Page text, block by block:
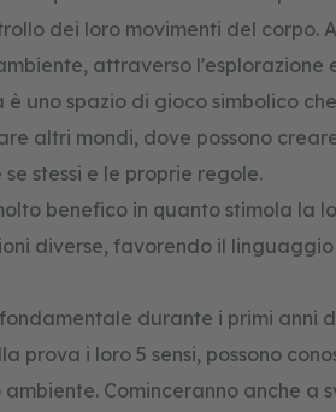
dei loro movimenti del corpo.
attraverso l'esplorazione
uno spazio di gioco simbolico
altri mondi, dove possono
stessi e le proprie regole.
benefico in quanto stimola la
diverse, favorendo il
durante i primi anni
prova i loro 5 sensi, possono
Cominceranno anche a